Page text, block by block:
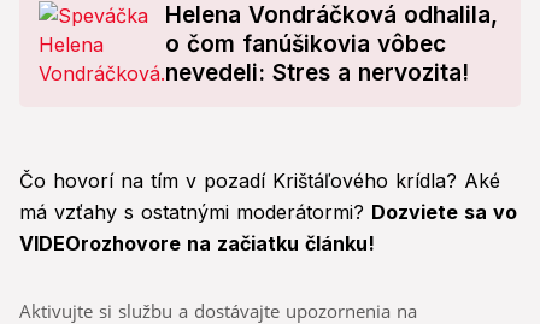
Helena Vondráčková odhalila,
o čom fanúšikovia vôbec
nevedeli: Stres a nervozita!
Čo hovorí na tím v pozadí Krištáľového krídla? Aké
má vzťahy s ostatnými moderátormi? Dozviete sa vo
VIDEOrozhovore na začiatku článku!
Aktivujte si službu a dostávajte upozornenia na